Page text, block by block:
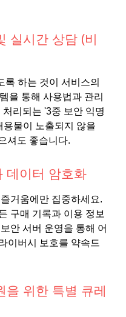
실시간 상담 (비
록 하는 것이 서비스의
을 통해 사용법과 관리
리되는 '3중 보안 익명
용물이 노출되지 않을
셔도 좋습니다.
데이터 암호화
거움에만 집중하세요.
구매 기록과 이용 정보
안 서버 운영을 통해 어
이버시 보호를 약속드
을 위한 특별 큐레